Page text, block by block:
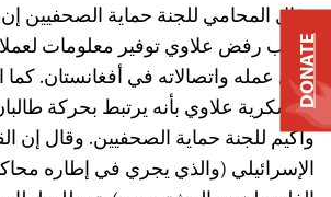
وقال المحامي للجنة حماية الصحفيين
بسبب رفض علاوي توفير معلومات
حول عمله واتصالاته في أفغانستان. كما
العسكرية علاوي بأنه يرتبط بحركة
واكيم للجنة حماية الصحفيين. وقال إن
الإسرائيلي (والذي يجري في إطاره
DONATE